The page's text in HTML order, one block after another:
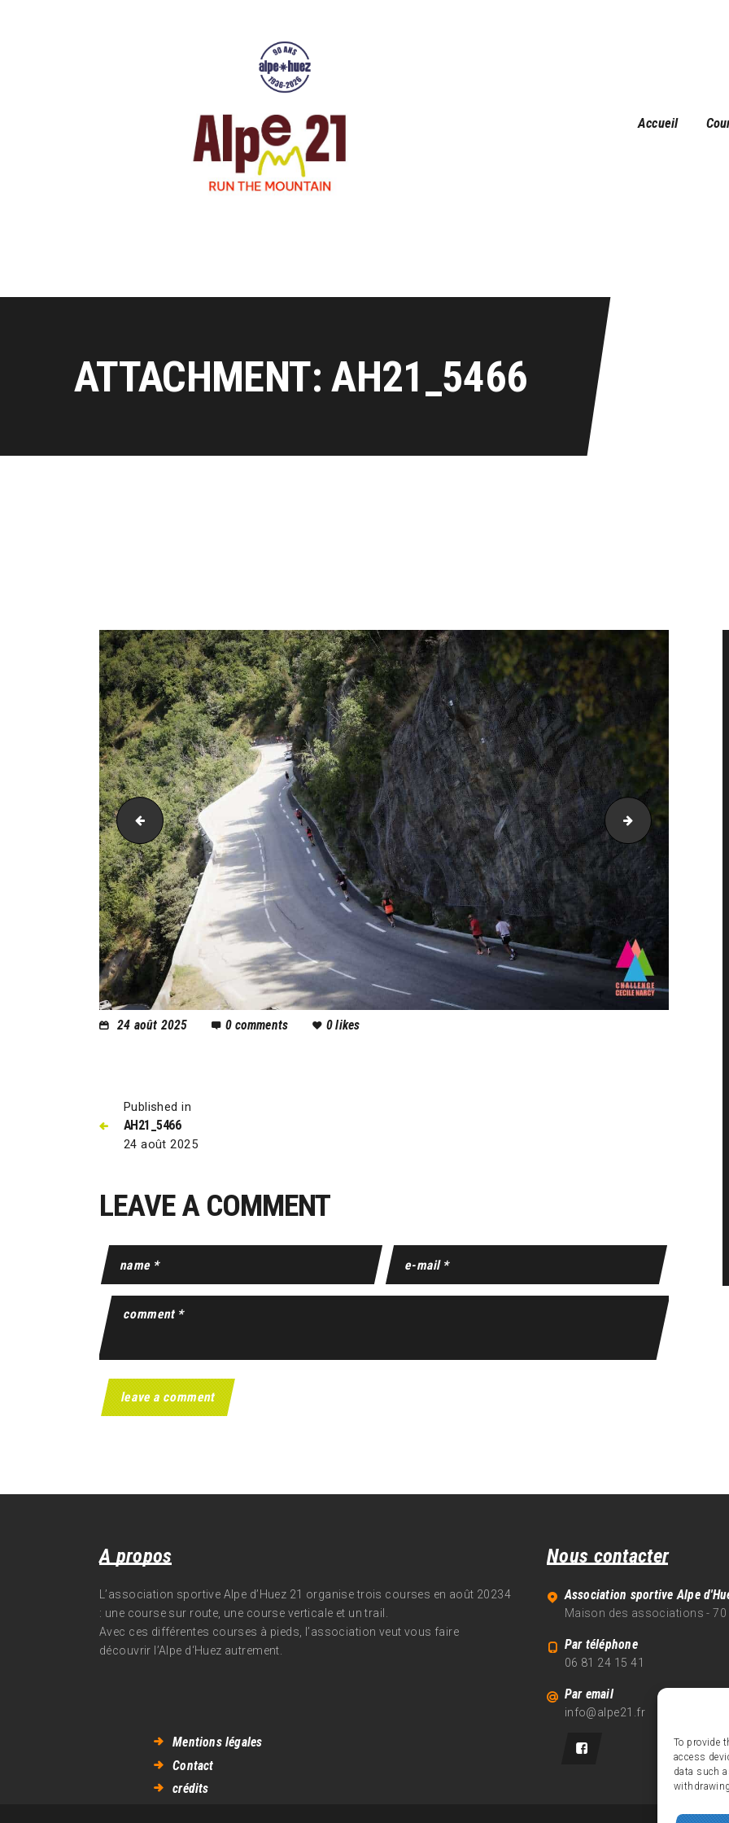
To provide
access
data such
Accueil
ATTACHMENT: AH21_5466
AH21_5463 AH21_5480
24 août 2025 0 comments 0likes
Published in
AH21_5466
24 août 2025
LEAVE A COMMENT
A propos
L’association sportive Alpe d’Huez 21 organise trois courses en août 20234
: une course sur route, une course verticale et un trail.
Avec ces différentes courses à pieds, l’association veut vous faire
découvrir l’Alpe d‘Huez autrement.
Nous contacter
Association sportive Alpe
Maison des associations - 70
Par téléphone
06 81 24 15 41
Par email
info@alpe21.fr
Mentions légales
Contact
crédits